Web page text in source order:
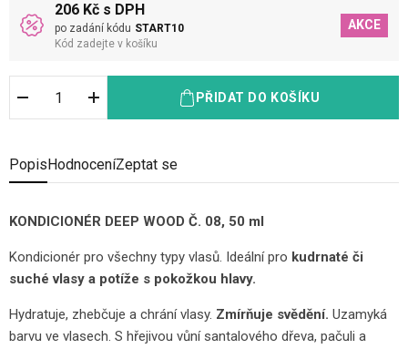
206 Kč s DPH
po zadání kódu START10
Kód zadejte v košíku
AKCE
PŘIDAT DO KOŠÍKU
Popis HodnoceníZeptat se
KONDICIONÉR DEEP WOOD Č. 08, 50 ml
Kondicionér pro všechny typy vlasů. Ideální pro kudrnaté či
suché vlasy a potíže s pokožkou hlavy.
Hydratuje, zhebčuje a chrání vlasy. Zmírňuje svědění. Uzamyká
barvu ve vlasech. S hřejivou vůní santalového dřeva, pačuli a